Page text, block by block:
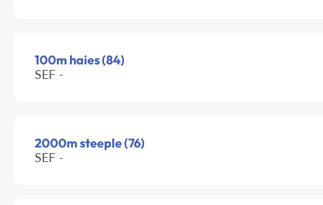
100m haies (84)
SEF -
2000m steeple (76)
SEF -